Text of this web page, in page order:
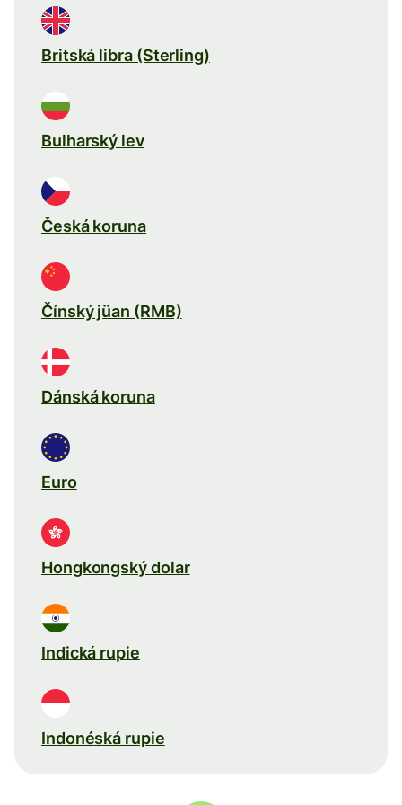
Britská libra (Sterling)
Bulharský lev
Česká koruna
Čínský jüan (RMB)
Dánská koruna
Euro
Hongkongský dolar
Indická rupie
Indonéská rupie